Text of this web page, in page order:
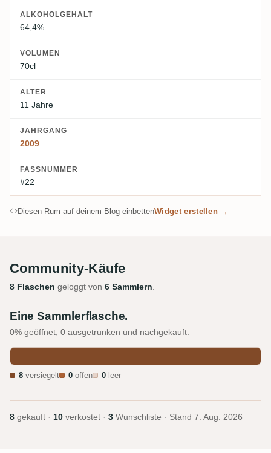
ALKOHOLGEHALT
64,4%
VOLUMEN
70cl
ALTER
11 Jahre
JAHRGANG
2009
FASSNUMMER
#22
Diesen Rum auf deinem Blog einbettenWidget erstellen →
Community-Käufe
8 Flaschen geloggt von 6 Sammlern.
Eine Sammlerflasche.
0% geöffnet, 0 ausgetrunken und nachgekauft.
8 versiegelt 0 offen 0 leer
8 gekauft · 10 verkostet · 3 Wunschliste · Stand 7. Aug. 2026